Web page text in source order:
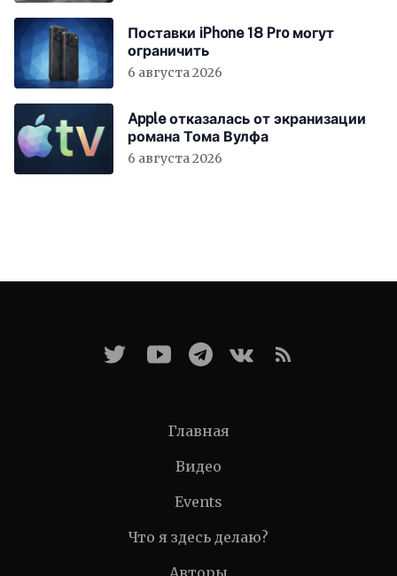
Поставки iPhone 18 Pro могут
ограничить
6 августа 2026
Apple отказалась от экранизации
романа Тома Вулфа
6 августа 2026
Главная
Видео
Events
Что я здесь делаю?
Авторы